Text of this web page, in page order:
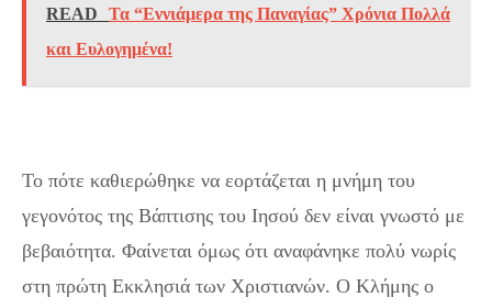
READ
Τα “Εννιάμερα της Παναγίας” Χρόνια Πολλά
και Ευλογημένα!
Το πότε καθιερώθηκε να εορτάζεται η μνήμη του
γεγονότος της Βάπτισης του Ιησού δεν είναι γνωστό με
βεβαιότητα. Φαίνεται όμως ότι αναφάνηκε πολύ νωρίς
στη πρώτη Εκκλησιά των Χριστιανών. Ο Κλήμης ο